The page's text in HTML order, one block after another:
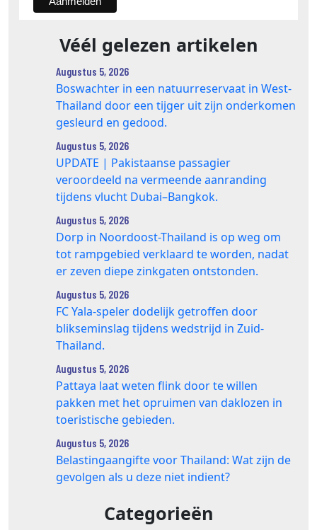
Véél gelezen artikelen
Augustus 5, 2026
Boswachter in een natuurreservaat in West-
Thailand door een tijger uit zijn onderkomen
gesleurd en gedood.
Augustus 5, 2026
UPDATE | Pakistaanse passagier
veroordeeld na vermeende aanranding
tijdens vlucht Dubai–Bangkok.
Augustus 5, 2026
Dorp in Noordoost-Thailand is op weg om
tot rampgebied verklaard te worden, nadat
er zeven diepe zinkgaten ontstonden.
Augustus 5, 2026
FC Yala-speler dodelijk getroffen door
blikseminslag tijdens wedstrijd in Zuid-
Thailand.
Augustus 5, 2026
Pattaya laat weten flink door te willen
pakken met het opruimen van daklozen in
toeristische gebieden.
Augustus 5, 2026
Belastingaangifte voor Thailand: Wat zijn de
gevolgen als u deze niet indient?
Categorieën